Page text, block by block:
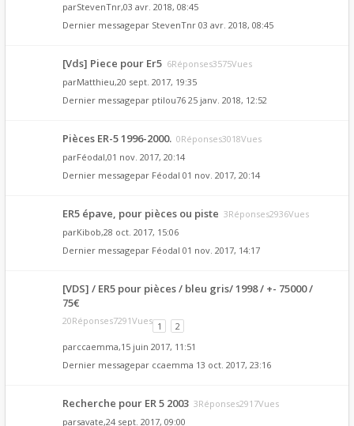
parStevenTnr,03 avr. 2018, 08:45
Dernier messagepar StevenTnr 03 avr. 2018, 08:45
[Vds] Piece pour Er5 6Réponses3575Vues
parMatthieu,20 sept. 2017, 19:35
Dernier messagepar ptilou76 25 janv. 2018, 12:52
Pièces ER-5 1996-2000. 0Réponses3018Vues
parFéodal,01 nov. 2017, 20:14
Dernier messagepar Féodal 01 nov. 2017, 20:14
ER5 épave, pour pièces ou piste 3Réponses2936Vues
parKibob,28 oct. 2017, 15:06
Dernier messagepar Féodal 01 nov. 2017, 14:17
[VDS] / ER5 pour pièces / bleu gris/ 1998 / +- 75000 /
75€
20Réponses7291Vues 1
2
parccaemma,15 juin 2017, 11:51
Dernier messagepar ccaemma 13 oct. 2017, 23:16
Recherche pour ER 5 2003 3Réponses2917Vues
parsavate,24 sept. 2017, 09:00